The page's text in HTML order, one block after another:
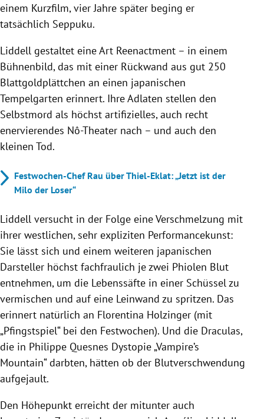
einem Kurzfilm, vier Jahre später beging er
tatsächlich Seppuku.
Liddell gestaltet eine Art Reenactment – in einem
Bühnenbild, das mit einer Rückwand aus gut 250
Blattgoldplättchen an einen japanischen
Tempelgarten erinnert. Ihre Adlaten stellen den
Selbstmord als höchst artifizielles, auch recht
enervierendes Nô-Theater nach – und auch den
kleinen Tod.
Festwochen-Chef Rau über Thiel-Eklat: „Jetzt ist der
Milo der Loser“
Liddell versucht in der Folge eine Verschmelzung mit
ihrer westlichen, sehr expliziten Performancekunst:
Sie lässt sich und einem weiteren japanischen
Darsteller höchst fachfraulich je zwei Phiolen Blut
entnehmen, um die Lebenssäfte in einer Schüssel zu
vermischen und auf eine Leinwand zu spritzen. Das
erinnert natürlich an Florentina Holzinger (mit
„Pfingstspiel“ bei den Festwochen). Und die Draculas,
die in Philippe Quesnes Dystopie „Vampire’s
Mountain“ darbten, hätten ob der Blutverschwendung
aufgejault.
Den Höhepunkt erreicht der mitunter auch